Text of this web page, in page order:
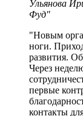
Ульянова
Фуд"
"Новым
ноги.
развития.
Через
первые
контакты